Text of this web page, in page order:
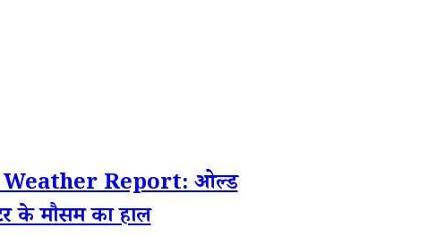
Report: ओल्ड
के मौसम का हाल